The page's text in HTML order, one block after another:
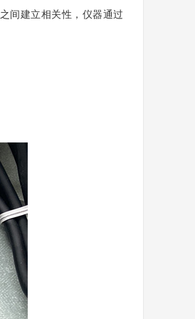
间建立相关性，仪器通过